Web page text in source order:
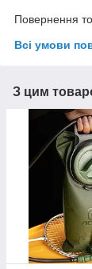
Повернення
Всі умови
З цим